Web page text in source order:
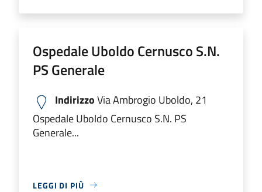
Ospedale Uboldo Cernusco S.N.
PS Generale
IndirizzoVia Ambrogio Uboldo, 21
Ospedale Uboldo Cernusco S.N. PS
Generale...
LEGGI DI PIÙ